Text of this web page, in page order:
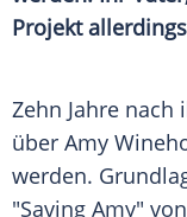
Projekt
Zehn Jahre nach
über Amy
werden.
"Saving Amy" von